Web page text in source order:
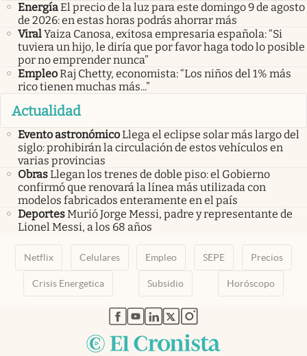
EnergíaEl precio de la luz para este domingo 9 de agosto
de 2026: en estas horas podrás ahorrar más
ViralYaiza Canosa, exitosa empresaria española: “Si
tuviera un hijo, le diría que por favor haga todo lo posible
por no emprender nunca”
EmpleoRaj Chetty, economista: “Los niños del 1% más
rico tienen muchas más...”
Actualidad
Evento astronómicoLlega el eclipse solar más largo del
siglo: prohibirán la circulación de estos vehículos en
varias provincias
ObrasLlegan los trenes de doble piso: el Gobierno
confirmó que renovará la línea más utilizada con
modelos fabricados enteramente en el país
DeportesMurió Jorge Messi, padre y representante de
Lionel Messi, a los 68 años
Netflix Celulares Empleo SEPE Precios
Crisis Energetica Subsidio Horóscopo
abre en nueva pestaña
abre en nueva pestaña
abre en nueva pestaña
abre en nueva pestaña
abre en nueva pestaña